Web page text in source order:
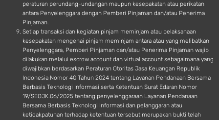
peraturan perundang-undangan maupun kesepakatan atau perikatan
antara Penyelenggara dengan Pemberi Pinjaman dan/atau Penerima
Pinjaman.
Setiap transaksi dan kegiatan pinjam meminjam atau pelaksanaan
kesepakatan mengenai pinjam meminjam antara atau yang melibatkan
Penyelenggara, Pemberi Pinjaman dan/atau Penerima Pinjaman wajib
dilakukan melalui escrow account dan virtual account sebagaimana yang
diwajibkan berdasarkan Peraturan Otoritas Jasa Keuangan Republik
Indonesia Nomor 40 Tahun 2024 tentang Layanan Pendanaan Bersama
Berbasis Teknologi Informasi serta Ketentuan Surat Edaran Nomor
19/SEOJK.06/2025 tentang penyelenggaraan Layanan Pendanaan
Bersama Berbasis Teknologi Informasi dan pelanggaran atau
ketidakpatuhan terhadap ketentuan tersebut merupakan bukti telah